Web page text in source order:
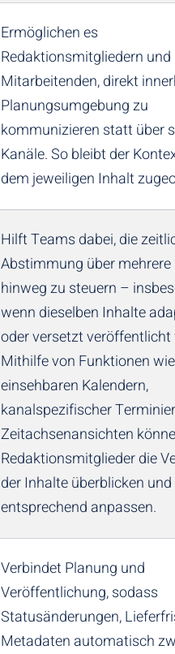
Ermöglichen es
Redaktionsmitgliedern und
Mitarbeitenden, direkt
Planungsumgebung zu
kommunizieren statt über
Kanäle. So bleibt der
dem jeweiligen Inhalt
Hilft Teams dabei, die
Abstimmung über mehrere
hinweg zu steuern –
wenn dieselben Inhalte
oder versetzt veröffentlicht
Mithilfe von Funktionen wie
einsehbaren Kalendern,
kanalspezifischer
Zeitachsenansichten
Redaktionsmitglieder die
der Inhalte überblicken
entsprechend anpassen.
Verbindet Planung und
Veröffentlichung, sodass
Statusänderungen,
Metadaten automatisch